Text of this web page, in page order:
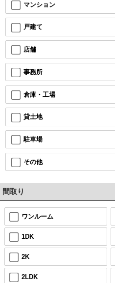
マンション
戸建て
店舗
事務所
倉庫・工場
貸土地
駐車場
その他
間取り
ワンルーム
1DK
2K
2LDK